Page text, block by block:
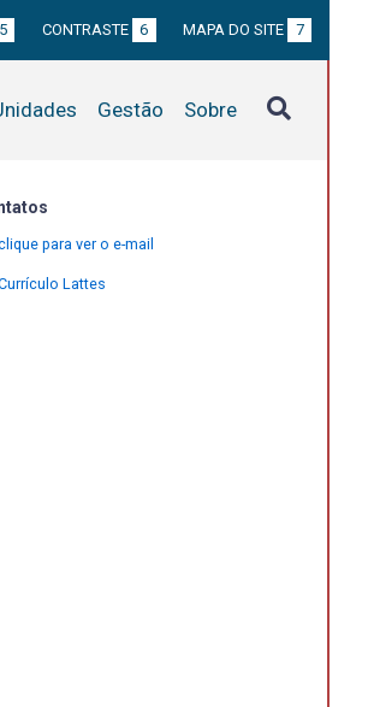
5 CONTRASTE 6 MAPA DO SITE 7
Gestão Sobre
para ver o e-mail
Lattes